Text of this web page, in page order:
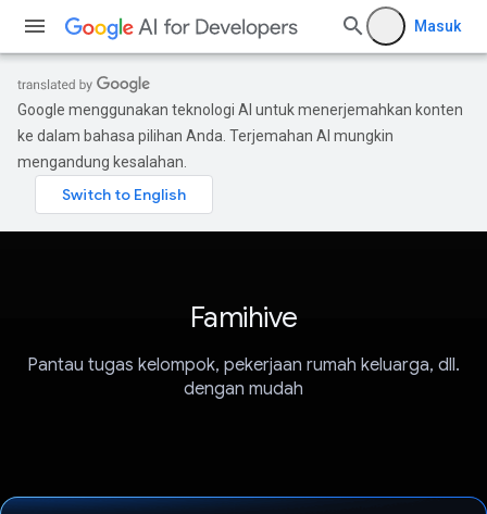
Masuk
Google menggunakan teknologi AI untuk menerjemahkan konten
ke dalam bahasa pilihan Anda. Terjemahan AI mungkin
mengandung kesalahan.
Famihive
Pantau tugas kelompok, pekerjaan rumah keluarga, dll.
dengan mudah